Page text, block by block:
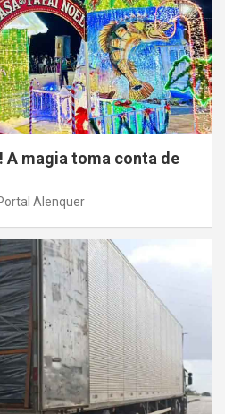
A magia toma conta de
Alenquer